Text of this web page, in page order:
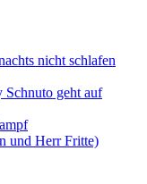
nicht schlafen
geht auf
und Herr Fritte)